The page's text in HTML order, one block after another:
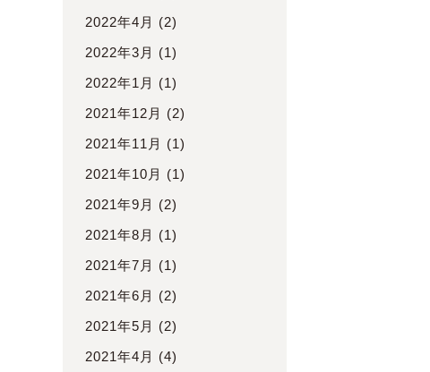
2022年4月 (2)
2022年3月 (1)
2022年1月 (1)
2021年12月 (2)
2021年11月 (1)
2021年10月 (1)
2021年9月 (2)
2021年8月 (1)
2021年7月 (1)
2021年6月 (2)
2021年5月 (2)
2021年4月 (4)